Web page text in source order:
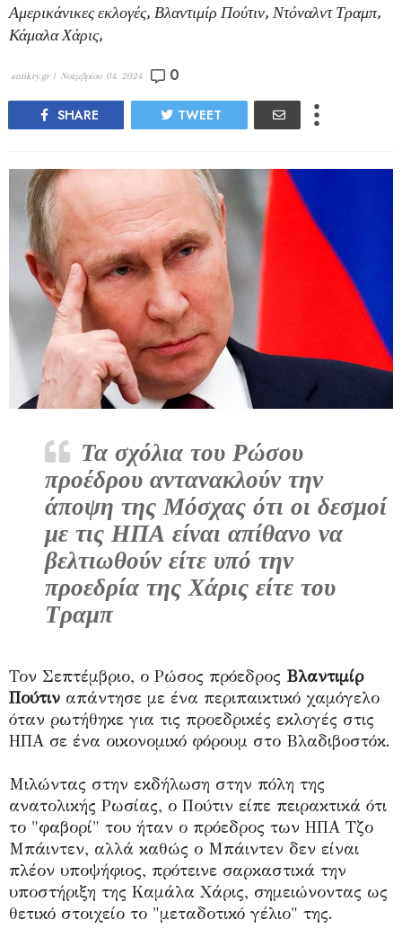
Αμερικάνικες εκλογές, Βλαντιμίρ Πούτιν, Ντόναλντ Τραμπ,
Κάμαλα Χάρις,
antikry.gr | Νοεμβρίου 04, 2024 0
SHARE TWEET
Τα σχόλια του Ρώσου
προέδρου αντανακλούν την
άποψη της Μόσχας ότι οι δεσμοί
με τις ΗΠΑ είναι απίθανο να
βελτιωθούν είτε υπό την
προεδρία της Χάρις είτε του
Τραμπ
Τον Σεπτέμβριο, ο Ρώσος πρόεδρος Βλαντιμίρ
Πούτιν απάντησε με ένα περιπαικτικό χαμόγελο
όταν ρωτήθηκε για τις προεδρικές εκλογές στις
ΗΠΑ σε ένα οικονομικό φόρουμ στο Βλαδιβοστόκ.
Μιλώντας στην εκδήλωση στην πόλη της
ανατολικής Ρωσίας, ο Πούτιν είπε πειρακτικά ότι
το "φαβορί" του ήταν ο πρόεδρος των ΗΠΑ Τζο
Μπάιντεν, αλλά καθώς ο Μπάιντεν δεν είναι
πλέον υποψήφιος, πρότεινε σαρκαστικά την
υποστήριξη της Καμάλα Χάρις, σημειώνοντας ως
θετικό στοιχείο το "μεταδοτικό γέλιο" της.